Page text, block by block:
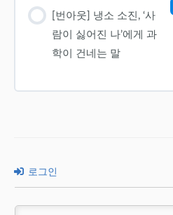
[번아웃] 냉소 소진, ‘사
람이 싫어진 나’에게 과
학이 건네는 말
로그인